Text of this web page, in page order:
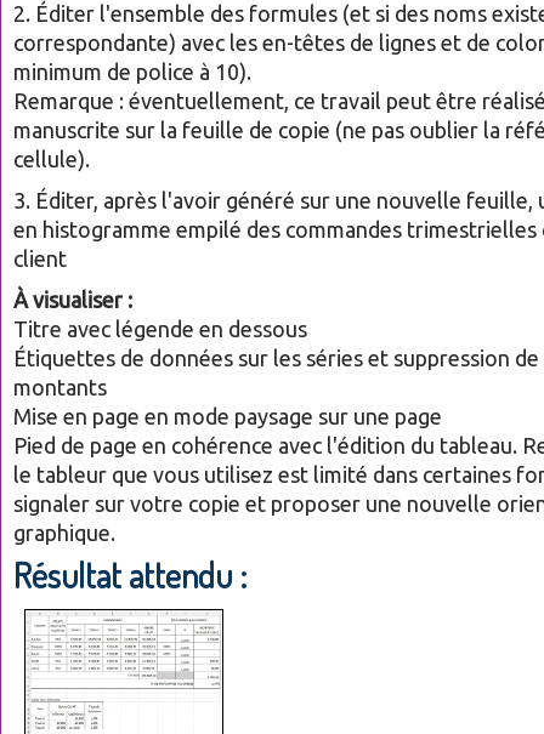
2. Éditer l'ensemble des formules (et si des noms
correspondante) avec les en-têtes de lignes et de
minimum de police à 10).
Remarque : éventuellement, ce travail peut être
manuscrite sur la feuille de copie (ne pas oublier la
cellule).
3. Éditer, après l'avoir généré sur une nouvelle feuille,
en histogramme empilé des commandes trimestrielles
client
À visualiser :
Titre avec légende en dessous
Étiquettes de données sur les séries et suppression de
montants
Mise en page en mode paysage sur une page
Pied de page en cohérence avec l'édition du tableau.
le tableur que vous utilisez est limité dans certaines
signaler sur votre copie et proposer une nouvelle
graphique.
Résultat attendu :